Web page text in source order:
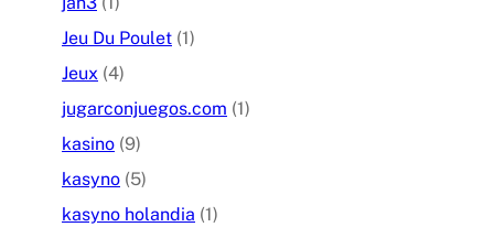
Jeu Du Poulet (1)
Jeux (4)
jugarconjuegos.com (1)
kasino (9)
kasyno (5)
kasyno holandia (1)